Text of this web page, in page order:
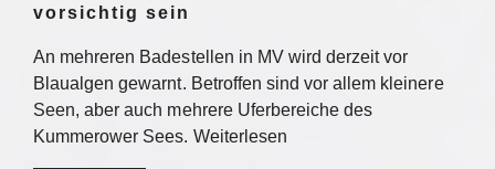
vorsichtig sein
An mehreren Badestellen in MV wird derzeit vor
Blaualgen gewarnt. Betroffen sind vor allem kleinere
Seen, aber auch mehrere Uferbereiche des
Kummerower Sees. Weiterlesen